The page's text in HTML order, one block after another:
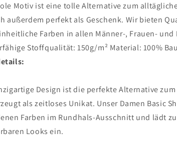
Motiv ist eine tolle Alternative zum
außerdem perfekt als Geschenk. Wir bieten
Farben in allen Männer-, Frauen-
Stoffqualität: 150g/m² Material: 100%
Design ist die perfekte Alternative
als zeitloses Unikat. Unser Damen Basic
Farben im Rundhals-Ausschnitt und lädt
Looks ein.